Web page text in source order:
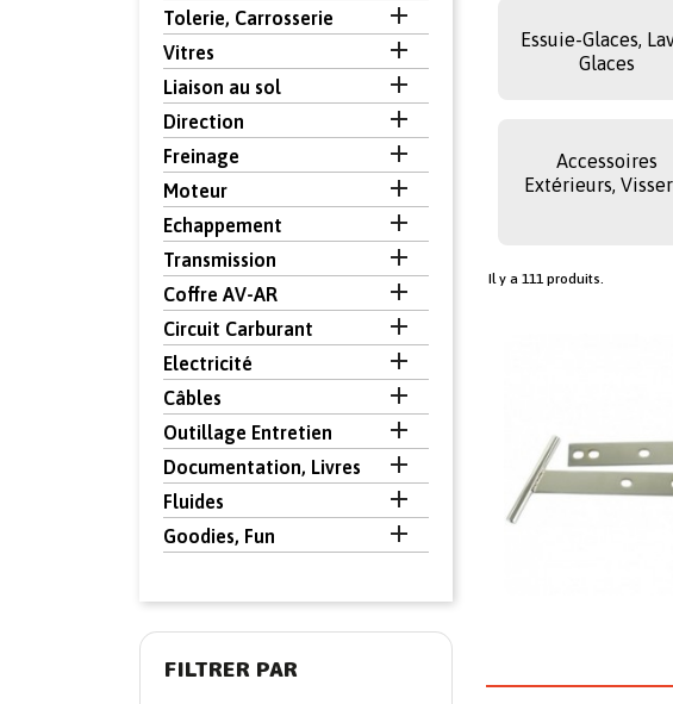
Tolerie, Carrosserie 
Vitres 
Liaison au sol 
Direction 
Freinage 
Moteur 
Echappement 
Transmission 
Coffre AV-AR 
Circuit Carburant 
Electricité 
Câbles 
Outillage Entretien 
Documentation, Livres 
Fluides 
Goodies, Fun 
FILTRER PAR
Essuie-Glaces,
Glaces
Accessoires
Extérieurs,
Il y a 111 produits.